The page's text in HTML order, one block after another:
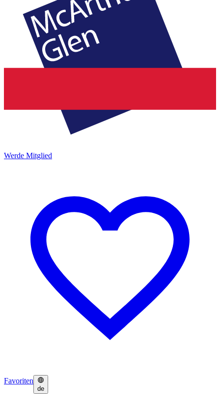
Werde Mitglied
Favoriten
de